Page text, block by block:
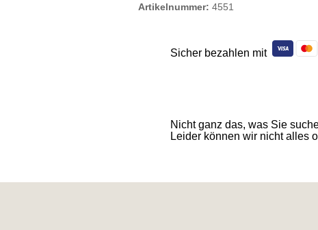
Artikelnummer: 4551
Sicher bezahlen mit
Nicht ganz das, was Sie
Leider können wir nicht alles